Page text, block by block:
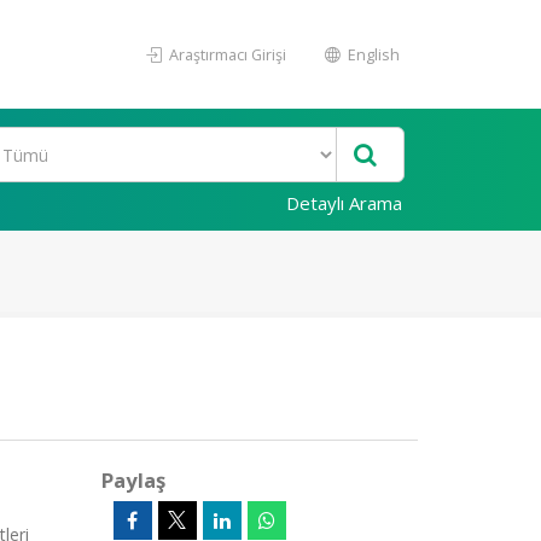
Araştırmacı Girişi English
Detaylı Arama
Paylaş